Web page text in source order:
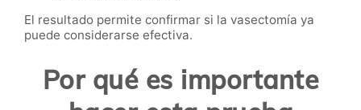
El resultado permite confirmar si la vasectomía ya
puede considerarse efectiva.
Por qué es importante